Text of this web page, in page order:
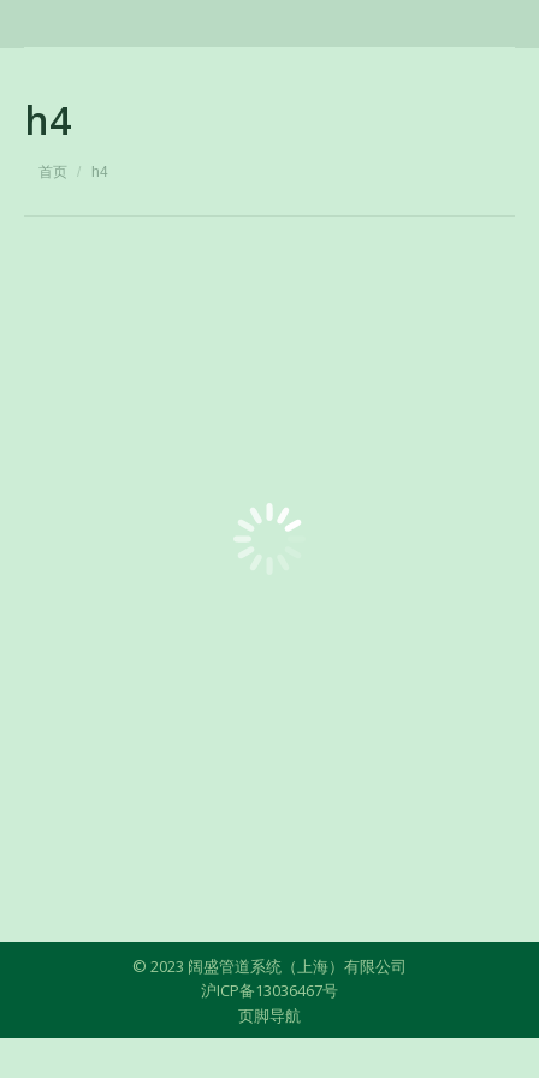
h4
您在这里：
首页 h4
© 2023 阔盛管道系统（上海）有限公司
沪ICP备13036467号
页脚导航